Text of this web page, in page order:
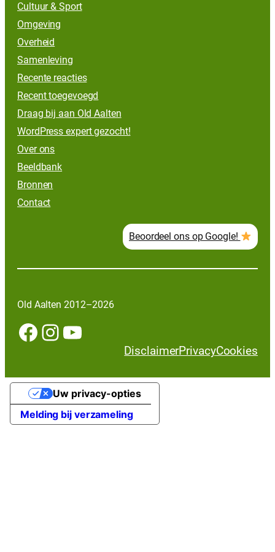
Cultuur & Sport
Omgeving
Overheid
Samenleving
Recente reacties
Recent toegevoegd
Draag bij aan Old Aalten
WordPress expert gezocht!
Over ons
Beeldbank
Bronnen
Contact
Beoordeel ons op Google!
Old Aalten 2012–2026
Facebook InstagramYouTube
DisclaimerPrivacyCookies
Melding bij verzameling
Uw privacy-opties